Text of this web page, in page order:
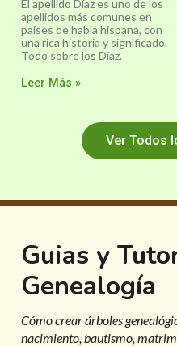
El apellido Díaz es uno de los
apellidos más comunes en
países de habla hispana, con
una rica historia y significado.
Todo sobre los Díaz.
Leer Más »
Ver Todos
Guias y
Genealogía
Cómo crear árboles
nacimiento, bautismo,